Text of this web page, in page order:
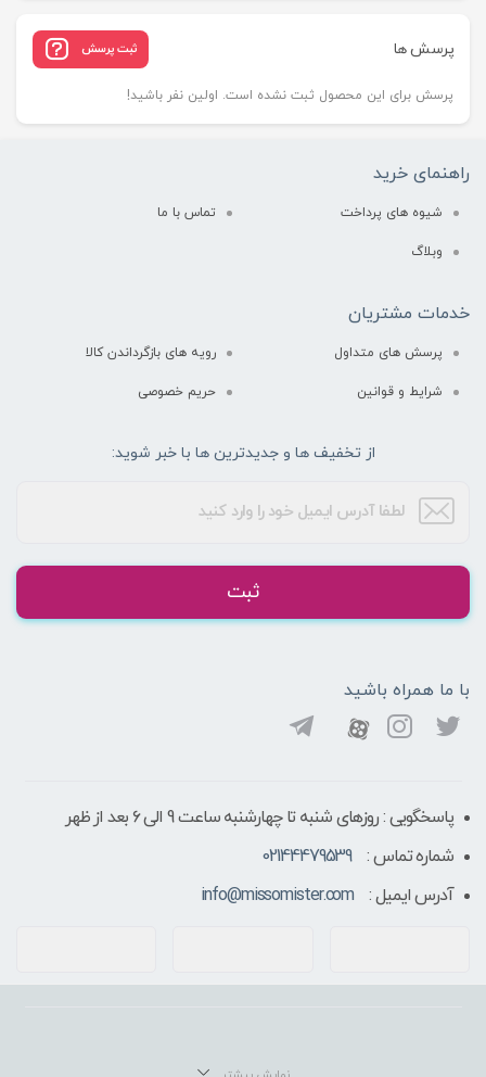
پرسش ها ثبت پرسش
پرسش برای این محصول ثبت نشده است. اولین نفر باشید!
راهنمای خرید
شیوه های پرداخت تماس با ما
وبلاگ
خدمات مشتریان
پرسش های متداول رویه های بازگرداندن کالا
شرایط و قوانین حریم خصوصی
از تخفیف ها و جدیدترین ها با خبر شوید:
ثبت
با ما همراه باشید
پاسخگویی : روزهای شنبه تا چهارشنبه ساعت 9 الی ۶ بعد از ظهر
شماره تماس :
02144479539
آدرس ایمیل :
info@missomister.com